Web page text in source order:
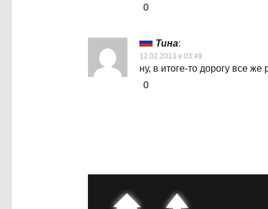
0
Тина:
12.02.2013 в 03:49
ну, в итоге-то дорогу все
0